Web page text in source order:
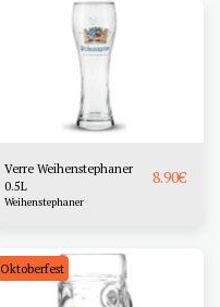
Verre Weihenstephaner
0.5L
8.90€
Weihenstephaner
Oktoberfest